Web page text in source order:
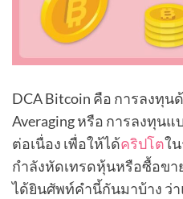
DCA Bitcoin คือ การลงทุน
Averaging หรือ การลงทุนแ
ต่อเนื่อง เพื่อให้ได้คริปโตใ
กำลังหัดเทรดหุ้นหรือซื้อขา
ได้ยินศัพท์คำนี้กันมาบ้าง ว่